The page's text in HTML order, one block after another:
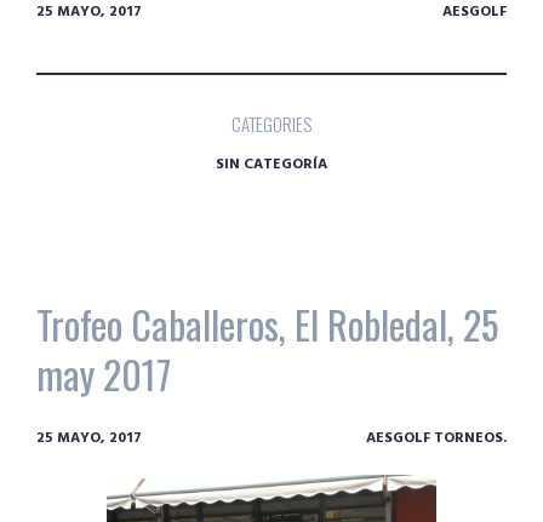
25 MAYO, 2017 AESGOLF
CATEGORIES
SIN CATEGORÍA
Trofeo Caballeros, El Robledal, 25
may 2017
25 MAYO, 2017 AESGOLF TORNEOS.